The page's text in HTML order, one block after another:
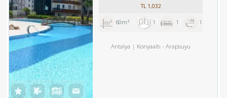
TL1,032
60m² 1 1 1
Antalya Konyaaltı -Arapsuyu